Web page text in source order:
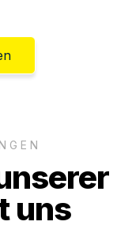
uns